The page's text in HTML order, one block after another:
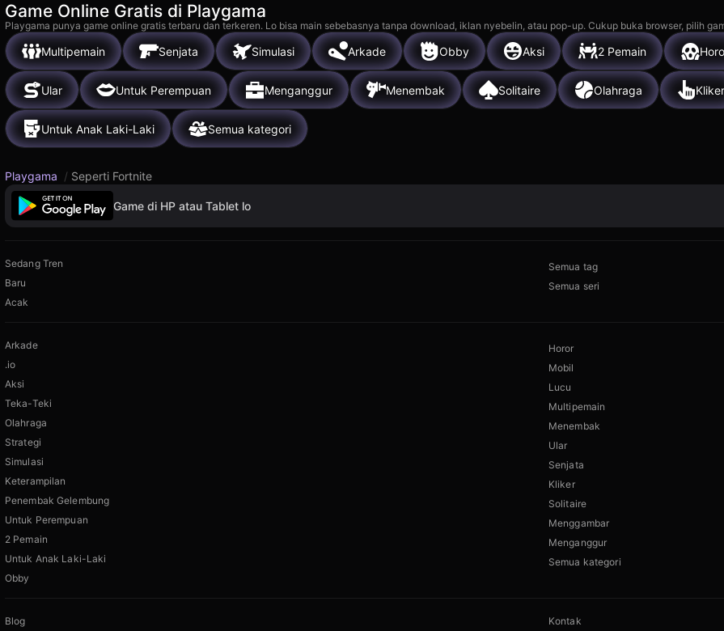
Game Online Gratis di Playgama
Playgama punya game online gratis terbaru dan terkeren. Lo bisa main sebebasnya tanpa download, iklan nyebelin, atau pop-up. Cukup buka browser, pilih
Multipemain Senjata Simulasi Arkade Obby Aksi 2 Pemain
Ular Untuk Perempuan Menganggur Menembak Solitaire Olahraga Kliker
Untuk Anak Laki-Laki Semua kategori
Playgama / Seperti Fortnite
Game di HP atau Tablet lo
Sedang Tren
Baru
Acak
Semua tag
Semua seri
Arkade
.io
Aksi
Teka-Teki
Olahraga
Strategi
Simulasi
Keterampilan
Penembak Gelembung
Untuk Perempuan
2 Pemain
Untuk Anak Laki-Laki
Obby
Horor
Mobil
Lucu
Multipemain
Menembak
Ular
Senjata
Kliker
Solitaire
Menggambar
Menganggur
Semua kategori
Blog Kontak